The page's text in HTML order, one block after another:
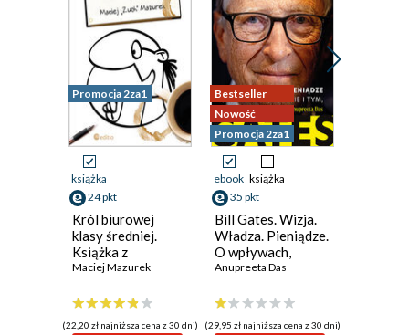
Promocja 2za1
książka
24 pkt
Król biurowej
klasy średniej.
Książka z
autografem
Maciej Mazurek
(22,20 zł najniższa cena z 30 dni)
Bestseller
Nowość
Promocja 2za1
ebook książka
35 pkt
Bill Gates. Wizja.
Władza. Pieniądze.
O wpływach,
biznesie i tym, co
Anupreeta Das
(29,95 zł najniższa cena z 30 dni)